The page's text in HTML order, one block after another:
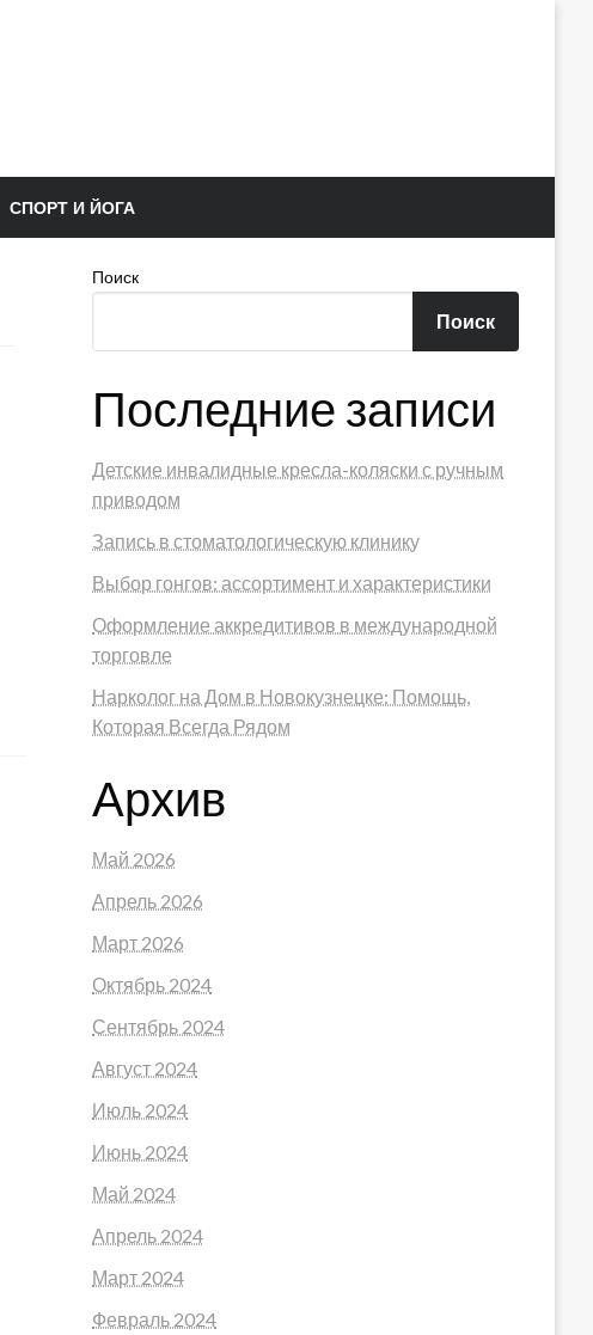
СПОРТ И ЙОГА
Поиск
Поиск
Последние записи
Детские инвалидные кресла-коляски с ручным
приводом
Запись в стоматологическую клинику
Выбор гонгов: ассортимент и характеристики
Оформление аккредитивов в международной
торговле
Нарколог на Дом в Новокузнецке: Помощь,
Которая Всегда Рядом
Архив
Май 2026
Апрель 2026
Март 2026
Октябрь 2024
Сентябрь 2024
Август 2024
Июль 2024
Июнь 2024
Май 2024
Апрель 2024
Март 2024
Февраль 2024